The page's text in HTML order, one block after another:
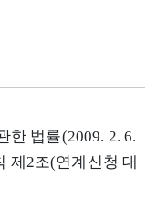
한 법률(2009. 2. 6.
제2조(연계신청 대